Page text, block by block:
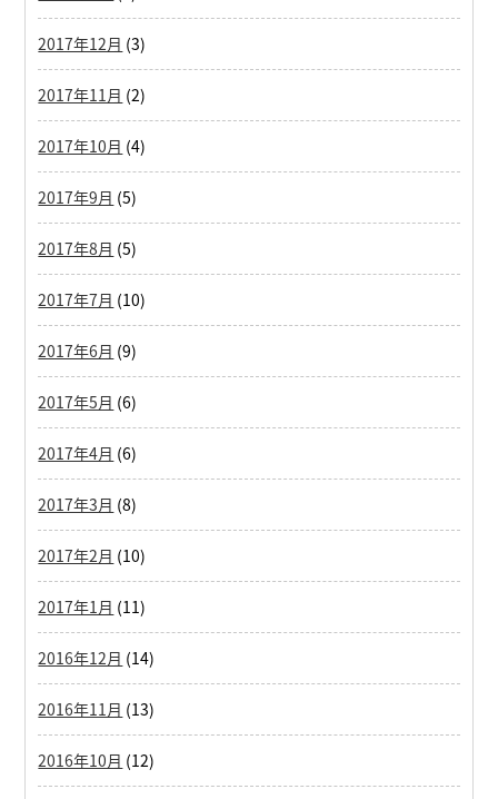
2017年12月 (3)
2017年11月 (2)
2017年10月 (4)
2017年9月 (5)
2017年8月 (5)
2017年7月 (10)
2017年6月 (9)
2017年5月 (6)
2017年4月 (6)
2017年3月 (8)
2017年2月 (10)
2017年1月 (11)
2016年12月 (14)
2016年11月 (13)
2016年10月 (12)